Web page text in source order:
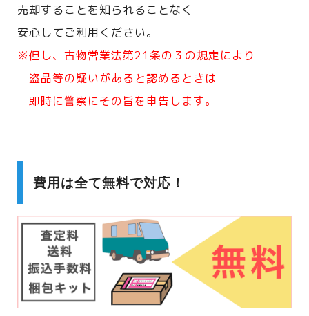
売却することを知られることなく
安心してご利用ください。
※但し、古物営業法第21条の３の規定により
盗品等の疑いがあると認めるときは
即時に警察にその旨を申告します。
費用は全て無料で対応！